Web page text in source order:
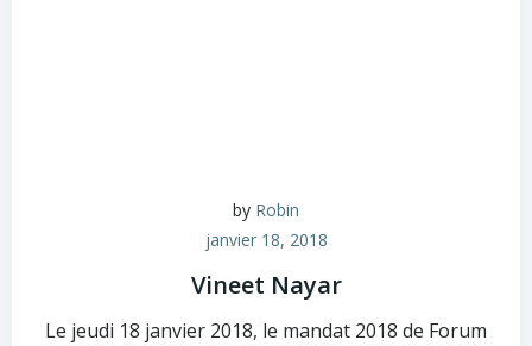
by Robin
janvier 18, 2018
Vineet Nayar
Le jeudi 18 janvier 2018, le mandat 2018 de Forum